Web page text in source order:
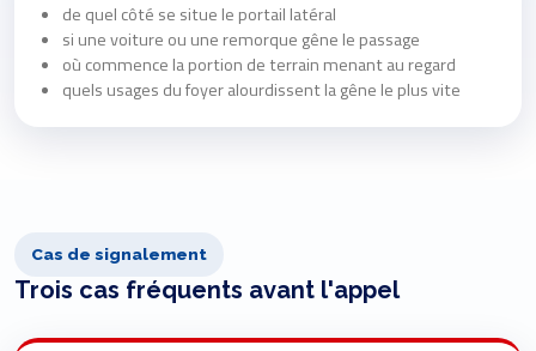
de quel côté se situe le portail latéral
si une voiture ou une remorque gêne le passage
où commence la portion de terrain menant au regard
quels usages du foyer alourdissent la gêne le plus vite
Cas de signalement
Trois cas fréquents avant l'appel